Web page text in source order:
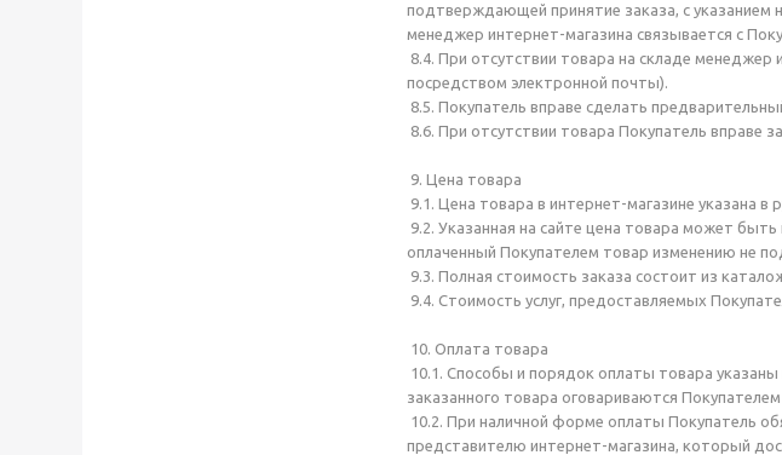
подтверждающей принятие заказа, с указанием
менеджер интернет-магазина связывается с
8.4. При отсутствии товара на складе менеджер
посредством электронной почты).
8.5. Покупатель вправе сделать
8.6. При отсутствии товара Покупатель вправе
9. Цена товара
9.1. Цена товара в интернет-магазине указана в
9.2. Указанная на сайте цена товара может
оплаченный Покупателем товар изменению не
9.3. Полная стоимость заказа состоит из
9.4. Стоимость услуг, предоставляемых
10. Оплата товара
10.1. Способы и порядок оплаты товара
заказанного товара оговариваются
10.2. При наличной форме оплаты Покупатель
представителю интернет-магазина, который